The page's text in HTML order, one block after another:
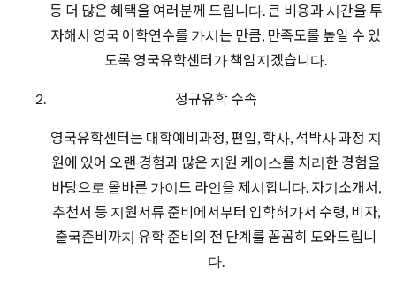
등 더 많은 혜택을 여러분께 드립니다. 큰 비용과 시간을 투
자해서 영국 어학연수를 가시는 만큼, 만족도를 높일 수 있
도록 영국유학센터가 책임지겠습니다.
정규유학 수속
영국유학센터는 대학예비과정, 편입, 학사, 석박사 과정 지
원에 있어 오랜 경험과 많은 지원 케이스를 처리한 경험을
바탕으로 올바른 가이드 라인을 제시합니다. 자기소개서,
추천서 등 지원서류 준비에서부터 입학허가서 수령, 비자,
출국준비까지 유학 준비의 전 단계를 꼼꼼히 도와드립니
다.